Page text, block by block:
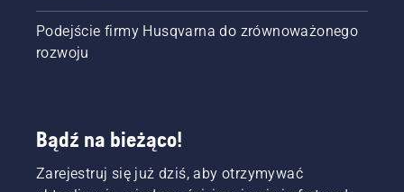
Podejście firmy Husqvarna do zrównoważonego
rozwoju
Bądź na bieżąco!
Zarejestruj się już dziś, aby otrzymywać